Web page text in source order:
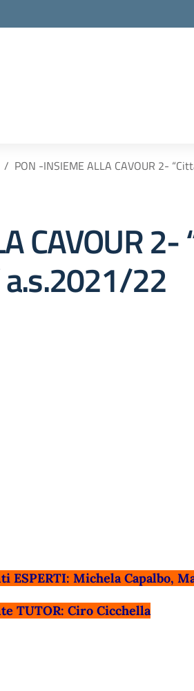
PON -INSIEME ALLA CAVOUR 2-
CAVOUR
a.s.2021/22
ESPERTI: Michela Capalbo,
TUTOR: Ciro Cicchella